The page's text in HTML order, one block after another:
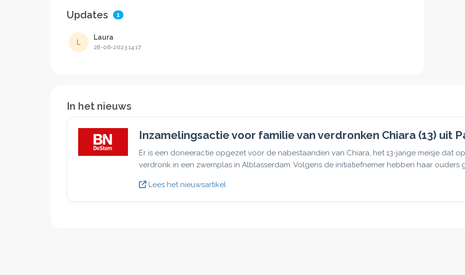
Updates 1
Laura
28-06-2023 14:17
In het nieuws
Inzamelingsactie voor familie van verdronken Chiara (13) uit
Er is een doneeractie opgezet voor de nabestaanden van Chiara, het 13-jarige meisje dat
verdronk in een zwemplas in Alblasserdam. Volgens de initiatiefnemer hebben haar ouders
Lees het nieuwsartikel